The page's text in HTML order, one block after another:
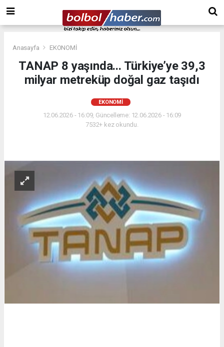
Anasayfa EKONOMİ
TANAP 8 yaşında... Türkiye’ye 39,3
milyar metreküp doğal gaz taşıdı
EKONOMİ
12.06.2026 - 16:09, Güncelleme: 12.06.2026 - 16:09
7532+ kez okundu.